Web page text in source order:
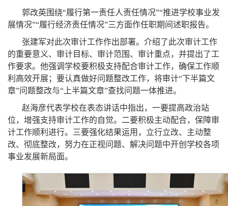
郭改英围绕“履行第一责任人责任情况”“推进学校事业发
展情况”“履行经济责任情况”三方面作任职期间述职报告。
张建军对此次审计工作作出部署。介绍了此次审计工作
的重要意义、审计目标、审计范围、审计重点，并提出了工
作要求。他强调学校要积极支持配合审计工作，确保工作顺
利高效开展；要认真做好问题整改工作，将审计“下半篇文
章”问题整改与“上半篇文章”查找问题一体推进。
赵海彦代表学校在表态讲话中指出，一要提高政治站
位，增强支持审计工作的自觉。二要积极主动配合，保障审
计工作顺利进行。三要强化结果运用，立行立改、主动整
改、彻底整改，努力在正视问题、解决问题中开创学校各项
事业发展新局面。